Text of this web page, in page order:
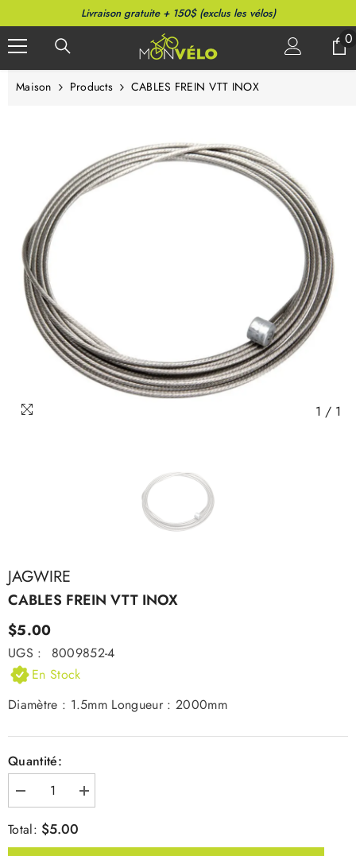
Livraison gratuite + 150$ (exclus les vélos)
0
0
Maison Products CABLES FREIN VTT INOX
1 / 1
JAGWIRE
CABLES FREIN VTT INOX
$5.00
UGS :
8009852-4
En Stock
Diamètre : 1.5mm Longueur : 2000mm
Quantité:
Diminuer
la
quantité
pour
Augmenter
la
Total: $5.00